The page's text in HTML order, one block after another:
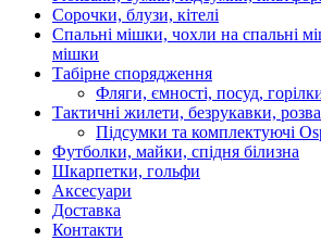
Сорочки, блузи, кітелі
Спальні мішки, чохли на спальні
мішки
Табірне спорядження
Фляги, ємності, посуд,
Тактичні жилети, безрукавки,
Підсумки та комплектуючі
Футболки, майки, спідня білизна
Шкарпетки, гольфи
Аксесуари
Доставка
Контакти